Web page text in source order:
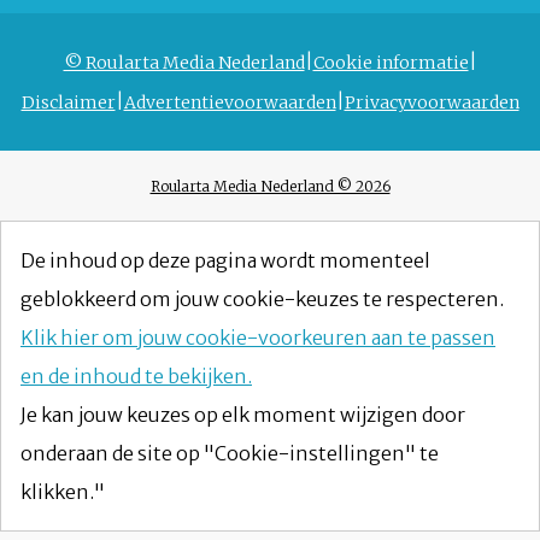
© Roularta Media Nederland Cookie informatie
Disclaimer Advertentievoorwaarden Privacyvoorwaarden
Roularta Media Nederland © 2026
De inhoud op deze pagina wordt momenteel
geblokkeerd om jouw cookie-keuzes te respecteren.
Klik hier om jouw cookie-voorkeuren aan te passen
en de inhoud te bekijken.
Je kan jouw keuzes op elk moment wijzigen door
onderaan de site op "Cookie-instellingen" te
klikken."